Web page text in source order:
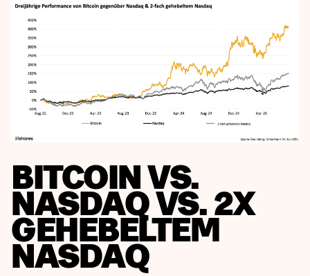
BITCOIN VS.
NASDAQ VS. 2X
GEHEBELTEM
NASDAQ